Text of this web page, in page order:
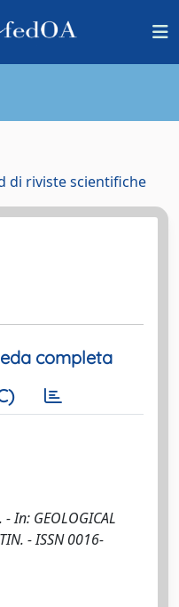
di riviste scientifiche
completa
In: GEOLOGICAL
- ISSN 0016-